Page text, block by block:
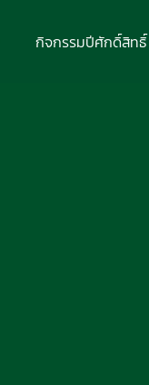
กิจกรรมปีศักดิ์สิทธิ์